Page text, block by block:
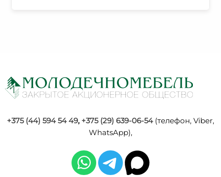
+375 (44) 594 54 49, +375 (29) 639-06-54(телефон, Viber,
WhatsApp),